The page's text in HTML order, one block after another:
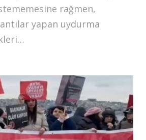
rağmen,
yapan uydurma